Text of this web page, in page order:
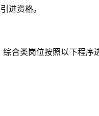
进资格。
合类岗位按照以下程序